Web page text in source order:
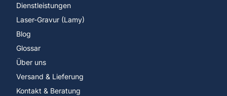
Dienstleistungen
Laser-Gravur (Lamy)
Blog
Glossar
Über uns
Versand & Lieferung
Kontakt & Beratung